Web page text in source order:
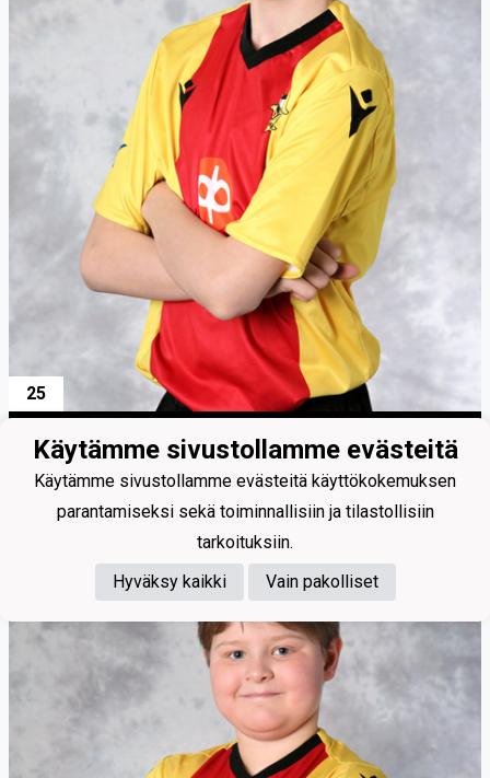
25
Käytämme sivustollamme evästeitä
Käytämme sivustollamme evästeitä käyttökokemuksen
parantamiseksi sekä toiminnallisiin ja tilastollisiin
tarkoituksiin.
Hyväksy kaikki
Vain pakolliset